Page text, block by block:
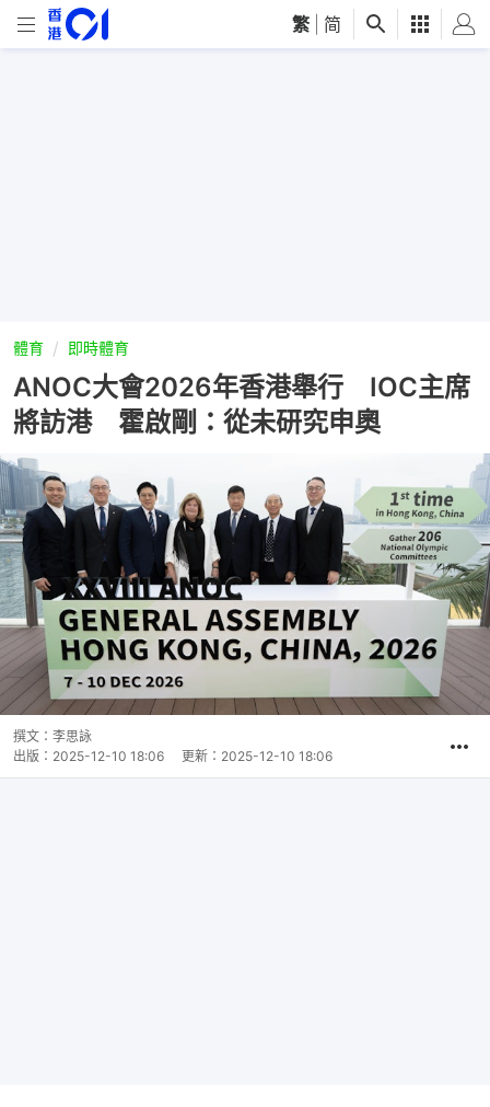
繁 简
體育 即時體育
ANOC大會2026年香港舉行 IOC主席
將訪港 霍啟剛：從未研究申奧
撰文： 李思詠
出版： 2025-12-10 18:06 更新： 2025-12-10 18:06